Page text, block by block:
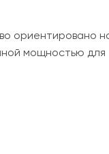
ориентировано
мощностью для